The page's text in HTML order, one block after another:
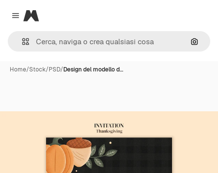
Close menu
Magnific
Cerca
Home/Stock/PSD/Design del modello d…